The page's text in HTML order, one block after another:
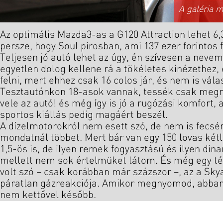
A galéria
Az optimális Mazda3-as a G120 Attraction lehet
persze, hogy Soul pirosban, ami 137 ezer
Teljesen jó autó lehet az úgy, én szívesen a
egyetlen dolog kellene rá a tökéletes kinézethez,
felni, mert ehhez csak 16 colos jár, és nem is
Tesztautónkon 18-asok vannak, tessék csak
vele az autó! és még így is jó a rugózási komfort,
sportos kiállás pedig magáért beszél.
A dízelmotorokról nem esett szó, de nem is
mondatnál többet. Mert bár van egy 150 lovas
1,5-ös is, de ilyen remek fogyasztású és ilyen
mellett nem sok értelmüket látom. És még egy
volt szó – csak korábban már százszor –, az a
páratlan gázreakciója. Amikor megnyomod,
nem kettővel később.